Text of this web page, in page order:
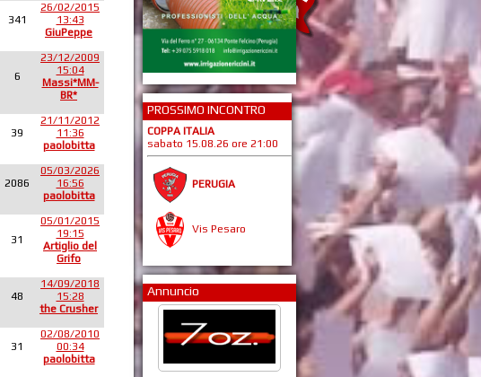
341
26/02/2015
13:43
GiuPeppe
6
23/12/2009
15:04
Massi*MM-
BR*
39
21/11/2012
11:36
paolobitta
2086
05/03/2026
16:56
paolobitta
31
05/01/2015
19:15
Artiglio del
Grifo
48
14/09/2018
15:28
the Crusher
31
02/08/2010
00:34
paolobitta
PROSSIMO INCONTRO
COPPA ITALIA
sabato 15.08.26 ore 21:00
PERUGIA
Vis Pesaro
Annuncio